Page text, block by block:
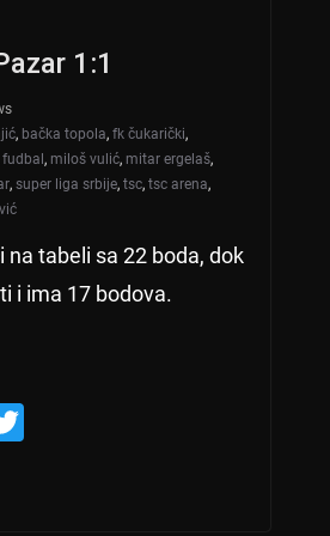
1:1
, bačka topola, fk čukarički,
fudbal , miloš vulić, mitar ergelaš,
, super liga srbije, tsc, tsc arena,
na tabeli sa 22 boda, dok
i ima 17 bodova.